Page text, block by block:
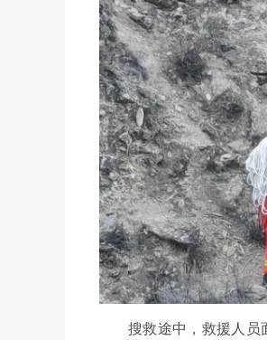
搜救途中，救援人员